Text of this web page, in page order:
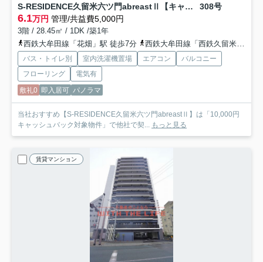
S-RESIDENCE久留米六ツ門abreastⅡ【キャンペーン対象物件】 308号
6.1万円 管理/共益費5,000円
3階 / 28.45㎡ / 1DK /築1年
西鉄大牟田線「花畑」駅 徒歩7分
西鉄大牟田線「西鉄久留米」駅 徒歩10分
バス・トイレ別 室内洗濯機置場 エアコン
バルコニー
フローリング
電気有
敷礼0 即入居可 パノラマ
当社おすすめ【S-RESIDENCE久留米六ツ門abreastⅡ】は「10,000円
キャッシュバック対象物件」で他社で契...
もっと見る
賃貸マンション